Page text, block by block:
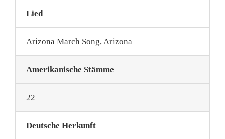
Lied
Arizona March Song, Arizona
Amerikanische Stämme
22
Deutsche Herkunft